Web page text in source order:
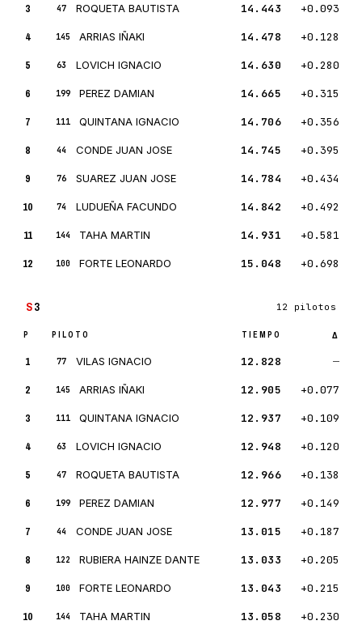
3 47 ROQUETA BAUTISTA 14.443 +0.093
4 145 ARRIAS IÑAKI 14.478 +0.128
5 63 LOVICH IGNACIO 14.630 +0.280
6 199 PEREZ DAMIAN 14.665 +0.315
7 111 QUINTANA IGNACIO 14.706 +0.356
8 44 CONDE JUAN JOSE 14.745 +0.395
9 76 SUAREZ JUAN JOSE 14.784 +0.434
10 74 LUDUEÑA FACUNDO 14.842 +0.492
11 144 TAHA MARTIN 14.931 +0.581
12 100 FORTE LEONARDO 15.048 +0.698
S3 12 pilotos
P PILOTO TIEMPO Δ
1 77 VILAS IGNACIO 12.828 —
2 145 ARRIAS IÑAKI 12.905 +0.077
3 111 QUINTANA IGNACIO 12.937 +0.109
4 63 LOVICH IGNACIO 12.948 +0.120
5 47 ROQUETA BAUTISTA 12.966 +0.138
6 199 PEREZ DAMIAN 12.977 +0.149
7 44 CONDE JUAN JOSE 13.015 +0.187
8 122 RUBIERA HAINZE DANTE 13.033 +0.205
9 100 FORTE LEONARDO 13.043 +0.215
10 144 TAHA MARTIN 13.058 +0.230